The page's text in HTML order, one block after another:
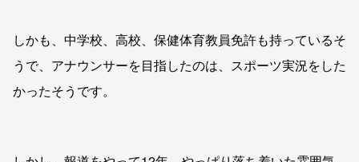
しかも、中学校、高校、保健体育教員免許も持っているそ
うで、アナウンサーを目指したのは、スポーツ実況をした
かったそうです。